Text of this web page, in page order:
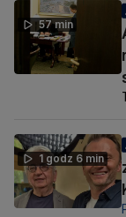
57 min
1 godz 6 min